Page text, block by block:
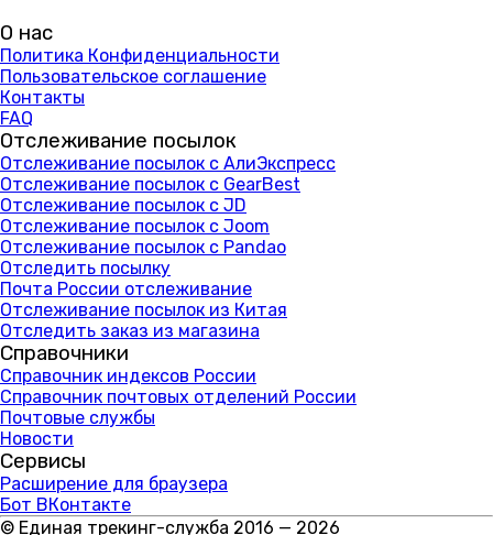
О нас
Политика Конфиденциальности
Пользовательское соглашение
Контакты
FAQ
Отслеживание посылок
Отслеживание посылок с АлиЭкспресс
Отслеживание посылок с GearBest
Отслеживание посылок с JD
Отслеживание посылок с Joom
Отслеживание посылок с Pandao
Отследить посылку
Почта России отслеживание
Отслеживание посылок из Китая
Отследить заказ из магазина
Справочники
Справочник индексов России
Справочник почтовых отделений России
Почтовые службы
Новости
Сервисы
Расширение для браузера
Бот ВКонтакте
© Единая трекинг-служба 2016 — 2026